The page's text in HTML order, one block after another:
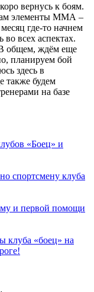
вернусь к боям.
элементы ММА –
где-то начнем
всех аспектах.
общем, ждём еще
планируем бой
здесь в
также будем
на базе
«Боец» и
спортсмену клуба
и первой помощи
клуба «боец» на